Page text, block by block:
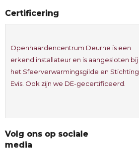
Certificering
Openhaardencentrum Deurne is een
erkend installateur en is aangesloten bij
het Sfeerverwarmingsgilde en Stichting
Evis. Ook zijn we DE-gecertificeerd.
Volg ons op sociale
media